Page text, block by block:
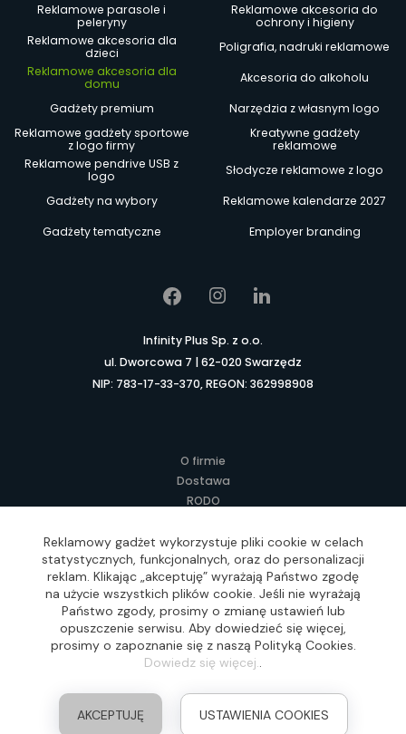
Reklamowe parasole i
peleryny
Reklamowe akcesoria do
ochrony i higieny
Reklamowe akcesoria dla
dzieci
Poligrafia, nadruki reklamowe
Reklamowe akcesoria dla
domu
Akcesoria do alkoholu
Gadżety premium
Narzędzia z własnym logo
Reklamowe gadżety sportowe
z logo firmy
Kreatywne gadżety
reklamowe
Reklamowe pendrive USB z
logo
Słodycze reklamowe z logo
Gadżety na wybory
Reklamowe kalendarze 2027
Gadżety tematyczne
Employer branding
Infinity Plus Sp. z o.o.
ul. Dworcowa 7 | 62-020 Swarzędz
NIP: 783-17-33-370, REGON: 362998908
O firmie
Dostawa
RODO
Regulamin
Lokalne Gadżety Reklamowe
Jak zamawiać?
Słownik pojęć
FAQ
Realizacja: Idea4Me.pl, Wszelkie prawa zastrzeżone
Reklamowy gadżet wykorzystuje pliki cookie w celach
statystycznych, funkcjonalnych, oraz do personalizacji
reklam. Klikając „akceptuję” wyrażają Państwo zgodę
na użycie wszystkich plików cookie. Jeśli nie wyrażają
Państwo zgody, prosimy o zmianę ustawień lub
opuszczenie serwisu. Aby dowiedzieć się więcej,
prosimy o zapoznanie się z naszą Polityką Cookies.
Dowiedz się więcej..
AKCEPTUJĘ USTAWIENIA COOKIES